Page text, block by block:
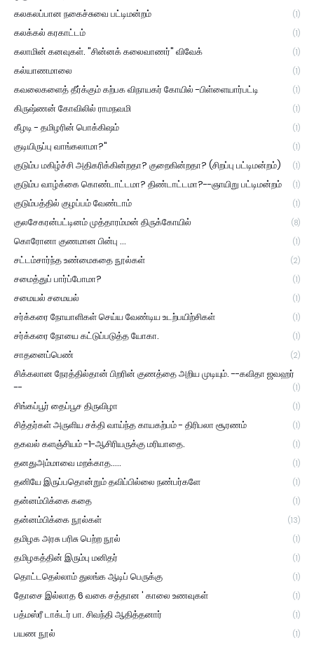
கலகலப்பான நகைச்சுவை பட்டிமன்றம் (1)
கலக்கல் கரகாட்டம் (1)
கலாமின் கனவுகள். "சின்னக் கலைவாணர்" விவேக் (1)
கல்யாணமாலை (1)
கவலைகளைத் தீர்க்கும் கற்பக விநாயகர் கோயில் -பிள்ளையார்பட்டி (1)
கிருஷ்ணன் கோவிலில் ராமநவமி (1)
கீழடி - தமிழரின் பொக்கிஷம் (1)
குடியிருப்பு வாங்கலாமா?" (1)
குடும்ப மகிழ்ச்சி அதிகரிக்கின்றதா? குறைகின்றதா? (சிறப்பு பட்டிமன்றம்) (1)
குடும்ப வாழ்க்கை கொண்டாட்டமா? திண்டாட்டமா?--ஞாயிறு பட்டிமன்றம் (1)
குடும்பத்தில் குழப்பம் வேண்டாம் (1)
குலசேகரன்பட்டினம் முத்தாரம்மன் திருக்கோயில் (8)
கொரோனா குணமான பின்பு ... (1)
சட்டம்சார்ந்த உண்மைகதை நூல்கள் (2)
சமைத்துப் பார்ப்போமா? (1)
சமையல் சமையல் (1)
சர்க்கரை நோயாளிகள் செய்ய வேண்டிய உடற்பயிற்சிகள் (1)
சர்க்கரை நோயை கட்டுப்படுத்த யோகா. (1)
சாதனைப்பெண் (2)
சிக்கலான நேரத்தில்தான் பிறரின் குணத்தை அறிய முடியும். --கவிதா ஜவஹர்
--
(1)
சிங்கப்பூர் தைப்பூச திருவிழா (1)
சித்தர்கள் அருளிய சக்தி வாய்ந்த காயகற்பம் - திரிபலா சூரணம் (1)
தகவல் களஞ்சியம் -1-ஆசிரியருக்கு மரியாதை. (1)
தனதுஅம்மாவை மறக்காத..... (1)
தனியே இருப்பதொன்றும் தவிப்பில்லை நண்பர்களே (1)
தன்னம்பிக்கை கதை (1)
தன்னம்பிக்கை நூல்கள் (13)
தமிழக அரசு பரிசு பெற்ற நூல் (1)
தமிழகத்தின் இரும்பு மனிதர் (1)
தொட்டதெல்லாம் துலங்க ஆடிப் பெருக்கு (1)
தோசை இல்லாத 6 வகை சத்தான ' காலை உணவுகள் (1)
பத்மஸ்ரீ டாக்டர் பா. சிவந்தி ஆதித்தனார் (1)
பயண நூல் (1)